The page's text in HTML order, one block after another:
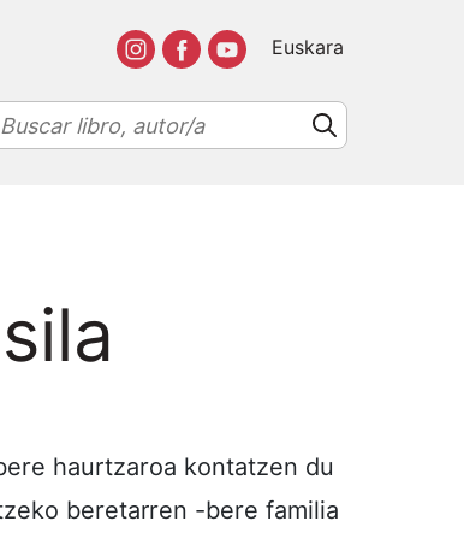
Euskara
haurtzaroa kontatzen du
beretarren -bere familia